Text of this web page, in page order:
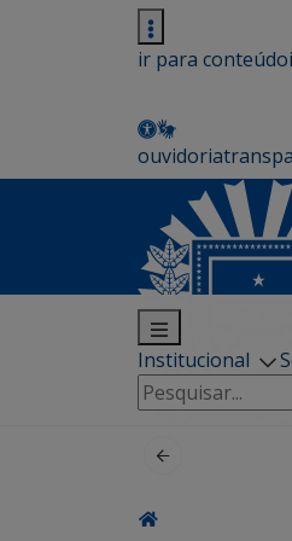
ir para conteúdo
ouvidoria
Institucional
Pesquisar
por: